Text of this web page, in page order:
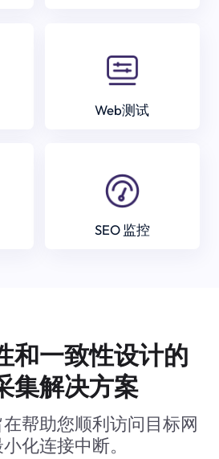
Web测试
SEO 监控
和一致性设计的
集解决方案
帮助您顺利访问目标网
化连接中断。